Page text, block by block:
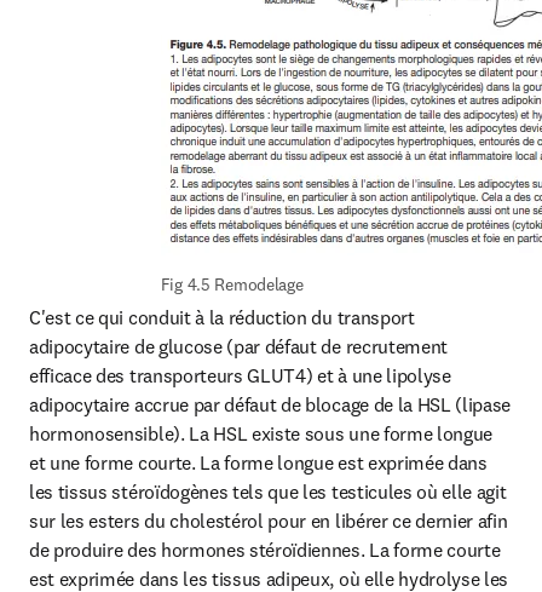
Fig 4.5 Remodelage
C'est ce qui conduit à la réduction du transport
adipocytaire de glucose (par défaut de recrutement
efficace des transporteurs GLUT4) et à une lipolyse
adipocytaire accrue par défaut de blocage de la HSL (lipase
hormonosensible). La HSL existe sous une forme longue
et une forme courte. La forme longue est exprimée dans
les tissus stéroïdogènes tels que les testicules où elle agit
sur les esters du cholestérol pour en libérer ce dernier afin
de produire des hormones stéroïdiennes. La forme courte
est exprimée dans les tissus adipeux, où elle hydrolyse les